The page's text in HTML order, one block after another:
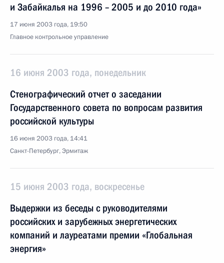
и Забайкалья на 1996 – 2005 и до 2010 года»
17 июня 2003 года, 19:50
Главное контрольное управление
16 июня 2003 года, понедельник
Стенографический отчет о заседании
Государственного совета по вопросам развития
российской культуры
16 июня 2003 года, 14:41
Санкт-Петербург, Эрмитаж
15 июня 2003 года, воскресенье
Выдержки из беседы с руководителями
российских и зарубежных энергетических
компаний и лауреатами премии «Глобальная
энергия»